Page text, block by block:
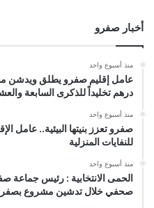
أخبار صفرو
منذ أسبوع واحد
درهم تخليداً للذكرى السابعة
منذ أسبوع واحد
صفرو تعزز بنيتها البيئية.. عامل
للنفايات المنزلية
منذ أسبوع واحد
الحمى الانتخابية : رئيس جماعة
صحفي خلال تدشين مشروع